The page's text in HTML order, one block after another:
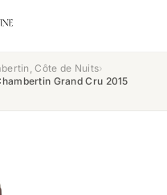
Côte de Nuits›
Grand Cru 2015